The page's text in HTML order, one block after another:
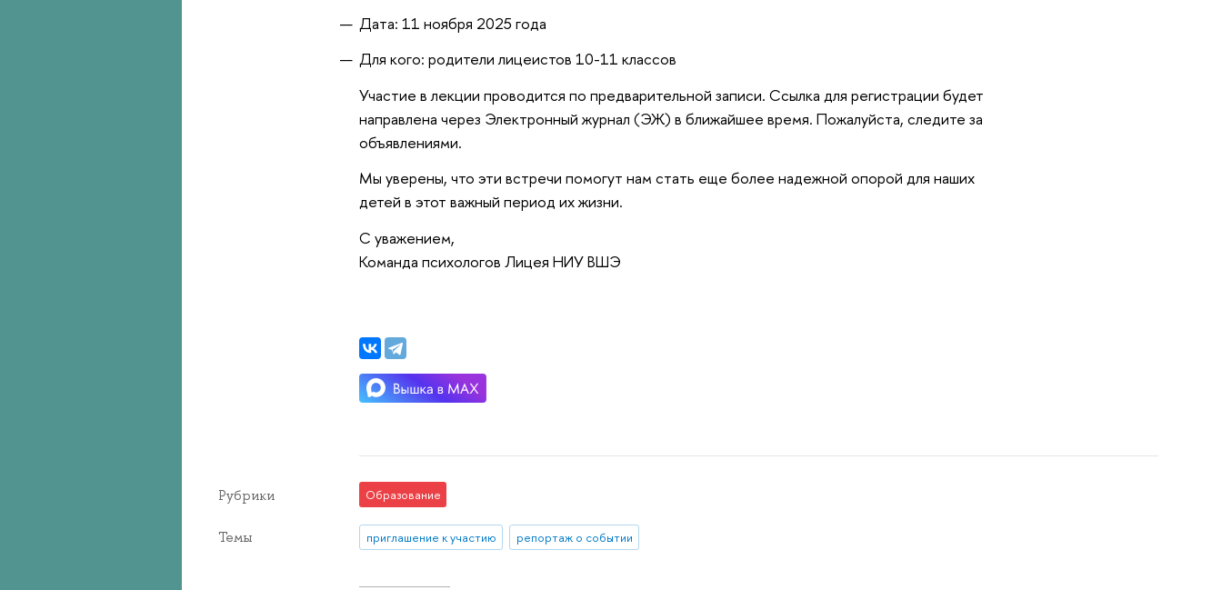
Дата: 11 ноября 2025 года
Для кого: родители лицеистов 10-11 классов
Участие в лекции проводится по предварительной записи. Ссылка для регистрации будет
направлена через Электронный журнал (ЭЖ) в ближайшее время. Пожалуйста, следите за
объявлениями.
Мы уверены, что эти встречи помогут нам стать еще более надежной опорой для наших
детей в этот важный период их жизни.
С уважением,
Команда психологов Лицея НИУ ВШЭ
Рубрики Образование
Темы приглашение к участию репортаж о событии